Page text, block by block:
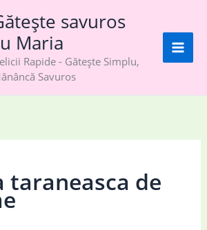
savuros
Maria
Rapide - Gătește Simplu,
Savuros
taraneasca de